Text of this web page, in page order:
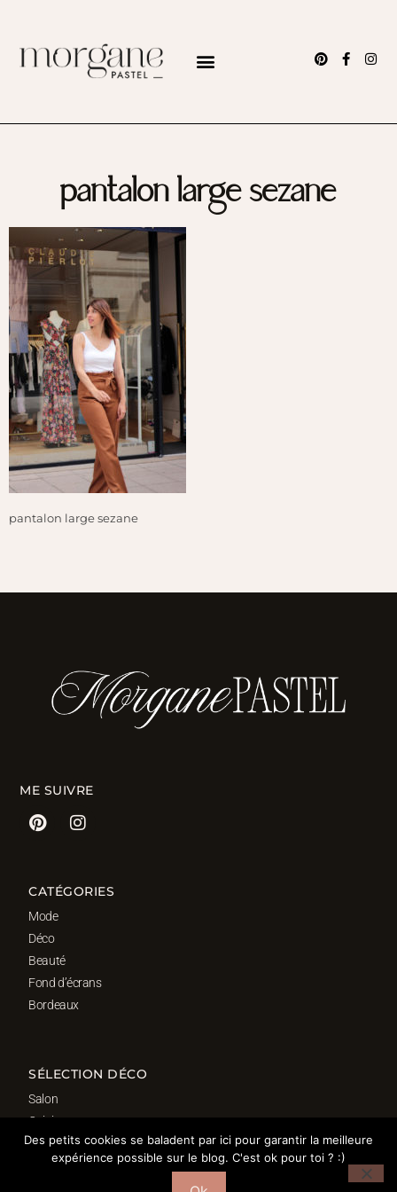
pantalon large sezane
pantalon large sezane
ME SUIVRE
CATÉGORIES
Mode
Déco
Beauté
Fond d’écrans
Bordeaux
SÉLECTION DÉCO
Salon
Cuisine
Salle de bain
Chambre
Des petits cookies se baladent par ici pour garantir la meilleure
expérience possible sur le blog. C'est ok pour toi ? :)